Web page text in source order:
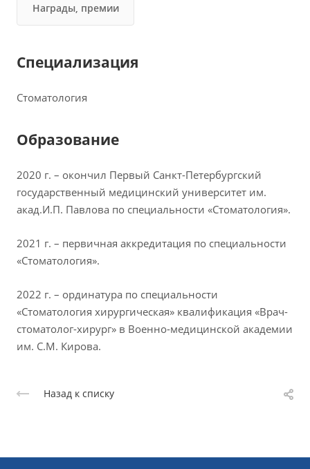
Награды, премии
Специализация
Стоматология
Образование
2020 г. – окончил Первый Санкт-Петербургский
государственный медицинский университет им.
акад.И.П. Павлова по специальности «Стоматология».
2021 г. – первичная аккредитация по специальности
«Стоматология».
2022 г. – ординатура по специальности
«Стоматология хирургическая» квалификация «Врач-
стоматолог-хирург» в Военно-медицинской академии
им. С.М. Кирова.
Назад к списку